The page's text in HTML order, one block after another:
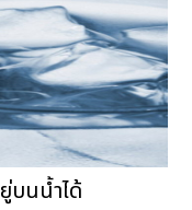
บนน้ำได้